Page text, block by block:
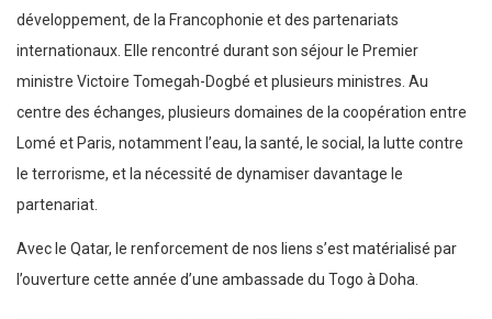
développement, de la Francophonie et des partenariats
internationaux. Elle rencontré durant son séjour le Premier
ministre Victoire Tomegah-Dogbé et plusieurs ministres. Au
centre des échanges, plusieurs domaines de la coopération entre
Lomé et Paris, notamment l’eau, la santé, le social, la lutte contre
le terrorisme, et la nécessité de dynamiser davantage le
partenariat.
Avec le Qatar, le renforcement de nos liens s’est matérialisé par
l’ouverture cette année d’une ambassade du Togo à Doha.